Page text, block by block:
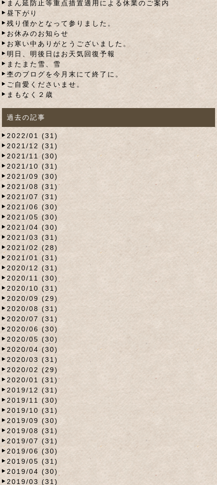
まん延防止等重点措置適用による休業のご案内
昼下がり
残り僅かとなって参りました。
お休みのお知らせ
お寒い中ありがとうございました。
明日、明後日はお天気回復予報
またまた雪、雪
杢のブログを今月末にて終了に。
ご自愛くださいませ。
まもなく２歳
過去の記事
2022/01 (31)
2021/12 (31)
2021/11 (30)
2021/10 (31)
2021/09 (30)
2021/08 (31)
2021/07 (31)
2021/06 (30)
2021/05 (30)
2021/04 (30)
2021/03 (31)
2021/02 (28)
2021/01 (31)
2020/12 (31)
2020/11 (30)
2020/10 (31)
2020/09 (29)
2020/08 (31)
2020/07 (31)
2020/06 (30)
2020/05 (30)
2020/04 (30)
2020/03 (31)
2020/02 (29)
2020/01 (31)
2019/12 (31)
2019/11 (30)
2019/10 (31)
2019/09 (30)
2019/08 (31)
2019/07 (31)
2019/06 (30)
2019/05 (31)
2019/04 (30)
2019/03 (31)